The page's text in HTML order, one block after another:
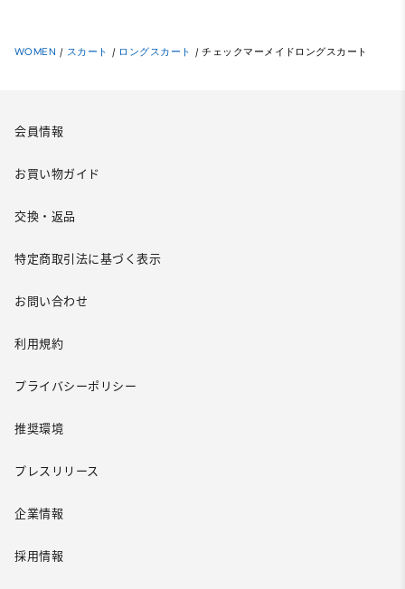
WOMEN / スカート / ロングスカート / チェックマーメイドロングスカート
会員情報
お買い物ガイド
交換・返品
特定商取引法に基づく表示
お問い合わせ
利用規約
プライバシーポリシー
推奨環境
プレスリリース
企業情報
採用情報